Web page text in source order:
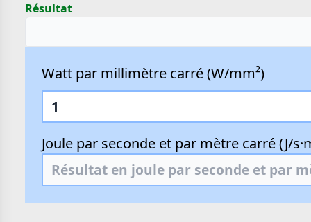
Résultat
Watt par millimètre carré (W/mm²)
Joule par seconde et par mètre carré (J/